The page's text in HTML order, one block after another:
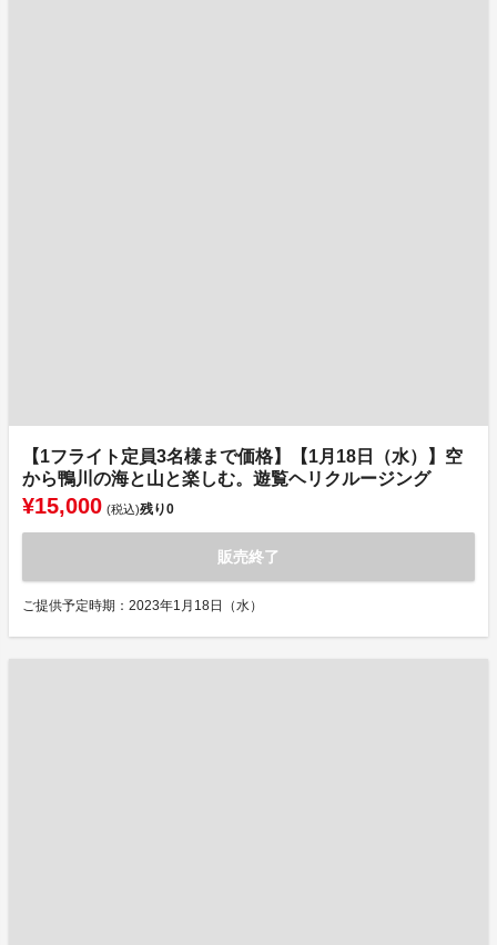
【1フライト定員3名様まで価格】【1月18日（水）】空
から鴨川の海と山と楽しむ。遊覧ヘリクルージング
¥15,000 (税込)残り0
販売終了
ご提供予定時期：2023年1月18日（水）